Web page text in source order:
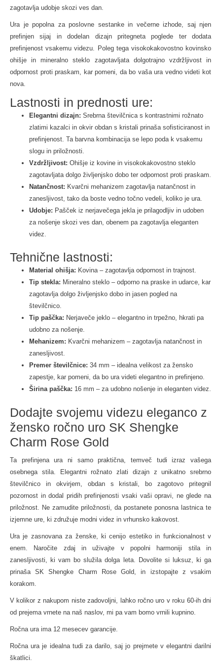
zagotavlja udobje skozi ves dan.
Ura je popolna za poslovne sestanke in večerne izhode, saj njen
prefinjen sijaj in dodelan dizajn pritegneta poglede ter dodata
prefinjenost vsakemu videzu. Poleg tega visokokakovostno kovinsko
ohišje in mineralno steklo zagotavljata dolgotrajno vzdržljivost in
odpornost proti praskam, kar pomeni, da bo vaša ura vedno videti kot
nova.
Lastnosti in prednosti ure:
Elegantni dizajn: Srebrna številčnica s kontrastnimi rožnato
zlatimi kazalci in okvir obdan s kristali prinaša sofisticiranost in
prefinjenost. Ta barvna kombinacija se lepo poda k vsakemu
slogu in priložnosti.
Vzdržljivost: Ohišje iz kovine in visokokakovostno steklo
zagotavljata dolgo življenjsko dobo ter odpornost proti praskam.
Natančnost: Kvarčni mehanizem zagotavlja natančnost in
zanesljivost, tako da boste vedno točno vedeli, koliko je ura.
Udobje: Pašček iz nerjavečega jekla je prilagodljiv in udoben
za nošenje skozi ves dan, obenem pa zagotavlja eleganten
videz.
Tehnične lastnosti:
Material ohišja: Kovina – zagotavlja odpornost in trajnost.
Tip stekla: Mineralno steklo – odporno na praske in udarce, kar
zagotavlja dolgo življenjsko dobo in jasen pogled na
številčnico.
Tip paščka: Nerjaveče jeklo – elegantno in trpežno, hkrati pa
udobno za nošenje.
Mehanizem: Kvarčni mehanizem – zagotavlja natančnost in
zanesljivost.
Premer številčnice: 34 mm – idealna velikost za žensko
zapestje, kar pomeni, da bo ura videti elegantno in prefinjeno.
Širina paščka: 16 mm – za udobno nošenje in eleganten videz.
Dodajte svojemu videzu eleganco z
žensko ročno uro SK Shengke
Charm Rose Gold
Ta prefinjena ura ni samo praktična, temveč tudi izraz vašega
osebnega stila. Elegantni rožnato zlati dizajn z unikatno srebrno
številčnico in okvirjem, obdan s kristali, bo zagotovo pritegnil
pozornost in dodal pridih prefinjenosti vsaki vaši opravi, ne glede na
priložnost. Ne zamudite priložnosti, da postanete ponosna lastnica te
izjemne ure, ki združuje modni videz in vrhunsko kakovost.
Ura je zasnovana za ženske, ki cenijo estetiko in funkcionalnost v
enem. Naročite zdaj in uživajte v popolni harmoniji stila in
zanesljivosti, ki vam bo služila dolga leta. Dovolite si luksuz, ki ga
prinaša SK Shengke Charm Rose Gold, in izstopajte z vsakim
korakom.
V kolikor z nakupom niste zadovoljni, lahko ročno uro v roku 60-ih dni
od prejema vrnete na naš naslov, mi pa vam bomo vrnili kupnino.
Ročna ura ima 12 mesecev garancije.
Ročna ura je idealna tudi za darilo, saj jo prejmete v elegantni darilni
škatlici.